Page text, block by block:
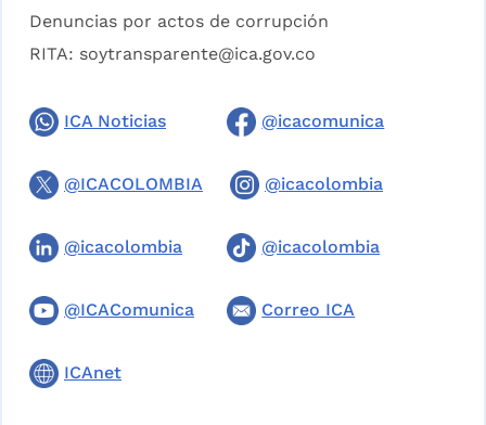
Denuncias por actos de corrupción
RITA: soytransparente@ica.gov.co
ICA Noticias @icacomunica
@ICACOLOMBIA @icacolombia
@icacolombia @icacolombia
@ICAComunica Correo ICA
ICAnet